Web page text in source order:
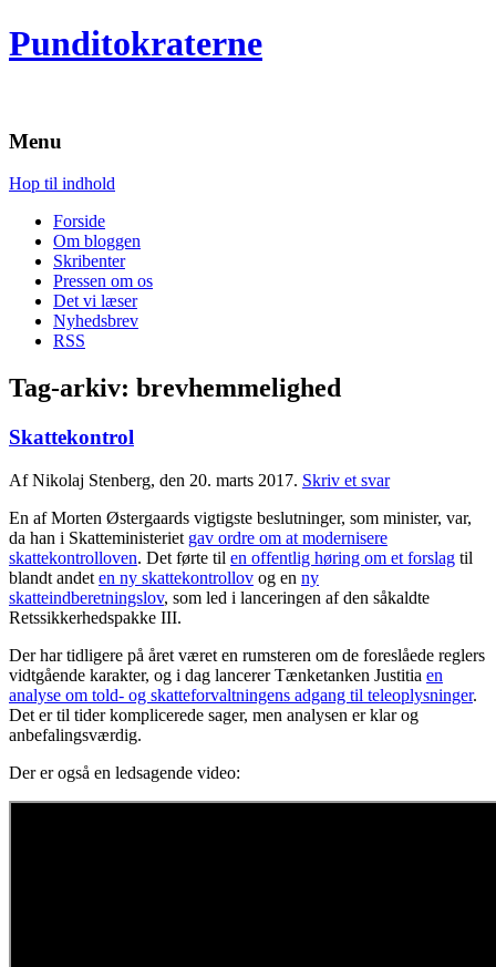
Punditokraterne
Menu
Hop til indhold
Forside
Om bloggen
Skribenter
Pressen om os
Det vi læser
Nyhedsbrev
RSS
Tag-arkiv: brevhemmelighed
Skattekontrol
Af Nikolaj Stenberg, den 20. marts 2017. Skriv et svar
En af Morten Østergaards vigtigste beslutninger, som minister, var,
da han i Skatteministeriet gav ordre om at modernisere
skattekontrolloven. Det førte til en offentlig høring om et forslag til
blandt andet en ny skattekontrollov og en ny
skatteindberetningslov, som led i lanceringen af den såkaldte
Retssikkerhedspakke III.
Der har tidligere på året været en rumsteren om de foreslåede reglers
vidtgående karakter, og i dag lancerer Tænketanken Justitia en
analyse om told- og skatteforvaltningens adgang til teleoplysninger.
Det er til tider komplicerede sager, men analysen er klar og
anbefalingsværdig.
Der er også en ledsagende video: